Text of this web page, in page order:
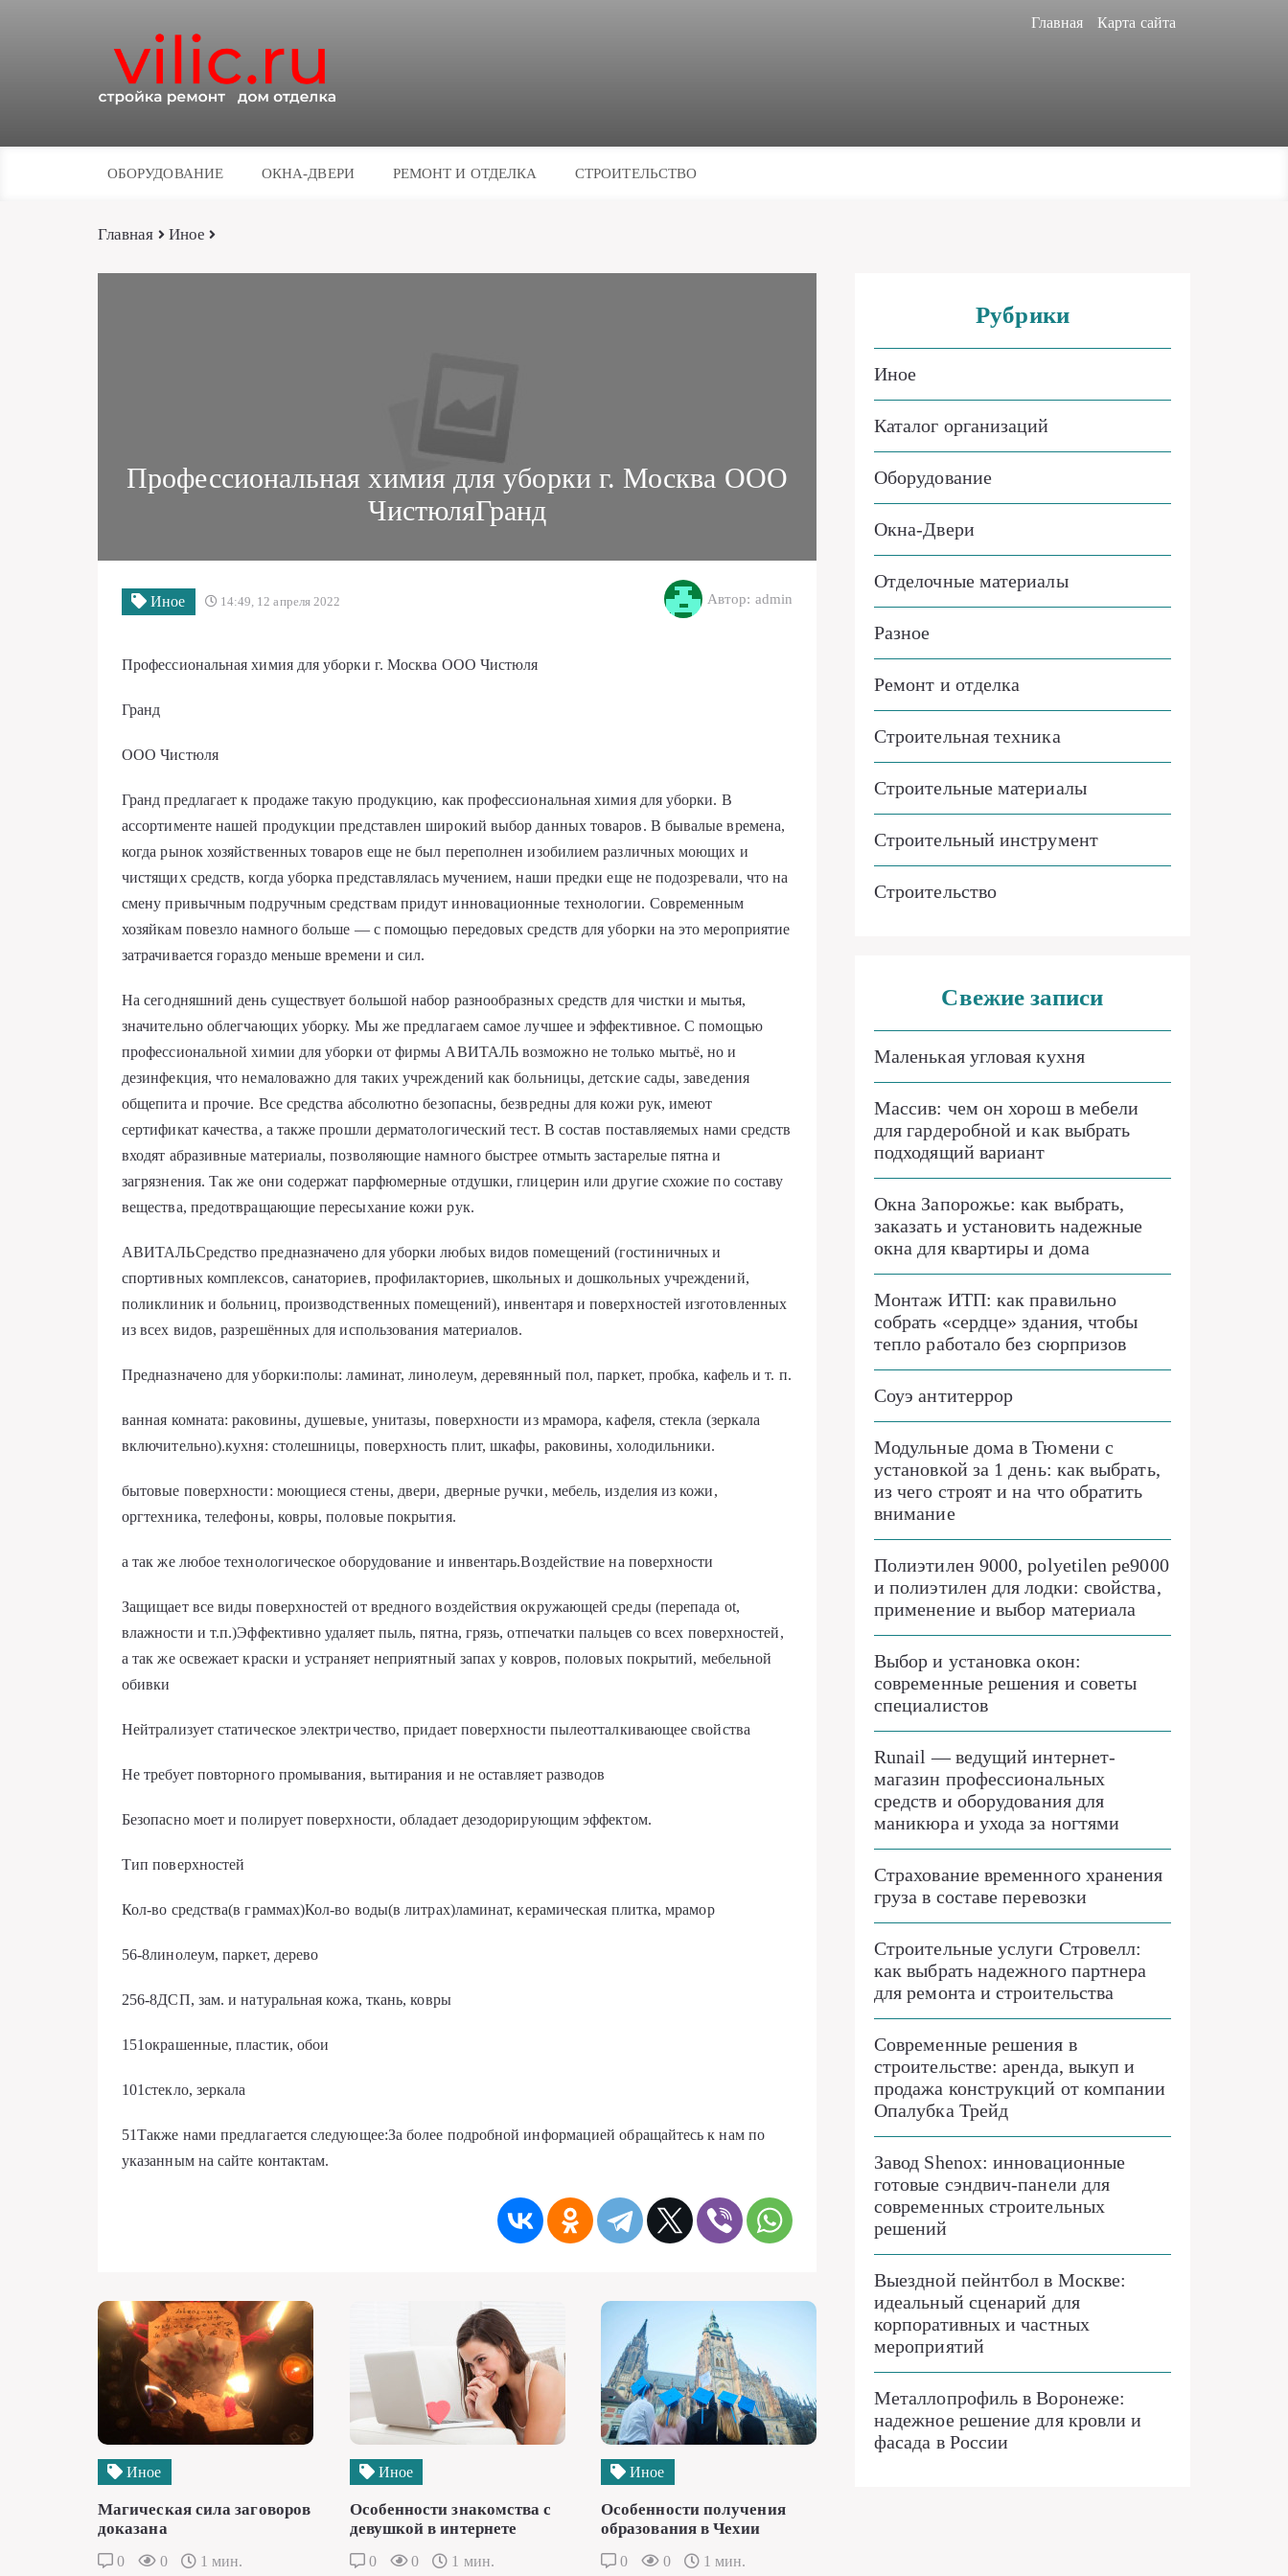
Главная Карта сайта
ОБОРУДОВАНИЕ ОКНА-ДВЕРИ РЕМОНТ И ОТДЕЛКА СТРОИТЕЛЬСТВО
Главная Иное
Профессиональная химия для уборки г. Москва ООО
ЧистюляГранд
Иное 14:49, 12 апреля 2022 Автор: admin
Профессиональная химия для уборки г. Москва ООО Чистюля
Гранд
ООО Чистюля
Гранд предлагает к продаже такую продукцию, как профессиональная химия для уборки. В
ассортименте нашей продукции представлен широкий выбор данных товаров. В бывалые времена,
когда рынок хозяйственных товаров еще не был переполнен изобилием различных моющих и
чистящих средств, когда уборка представлялась мучением, наши предки еще не подозревали, что на
смену привычным подручным средствам придут инновационные технологии. Современным
хозяйкам повезло намного больше — с помощью передовых средств для уборки на это мероприятие
затрачивается гораздо меньше времени и сил.
На сегодняшний день существует большой набор разнообразных средств для чистки и мытья,
значительно облегчающих уборку. Мы же предлагаем самое лучшее и эффективное. С помощью
профессиональной химии для уборки от фирмы АВИТАЛЬ возможно не только мытьё, но и
дезинфекция, что немаловажно для таких учреждений как больницы, детские сады, заведения
общепита и прочие. Все средства абсолютно безопасны, безвредны для кожи рук, имеют
сертификат качества, а также прошли дерматологический тест. В состав поставляемых нами средств
входят абразивные материалы, позволяющие намного быстрее отмыть застарелые пятна и
загрязнения. Так же они содержат парфюмерные отдушки, глицерин или другие схожие по составу
вещества, предотвращающие пересыхание кожи рук.
АВИТАЛЬСредство предназначено для уборки любых видов помещений (гостиничных и
спортивных комплексов, санаториев, профилакториев, школьных и дошкольных учреждений,
поликлиник и больниц, производственных помещений), инвентаря и поверхностей изготовленных
из всех видов, разрешённых для использования материалов.
Предназначено для уборки:полы: ламинат, линолеум, деревянный пол, паркет, пробка, кафель и т. п.
ванная комната: раковины, душевые, унитазы, поверхности из мрамора, кафеля, стекла (зеркала
включительно).кухня: столешницы, поверхность плит, шкафы, раковины, холодильники.
бытовые поверхности: моющиеся стены, двери, дверные ручки, мебель, изделия из кожи,
оргтехника, телефоны, ковры, половые покрытия.
а так же любое технологическое оборудование и инвентарь.Воздействие на поверхности
Защищает все виды поверхностей от вредного воздействия окружающей среды (перепада ot,
влажности и т.п.)Эффективно удаляет пыль, пятна, грязь, отпечатки пальцев со всех поверхностей,
а так же освежает краски и устраняет неприятный запах у ковров, половых покрытий, мебельной
обивки
Нейтрализует статическое электричество, придает поверхности пылеотталкивающее свойства
Не требует повторного промывания, вытирания и не оставляет разводов
Безопасно моет и полирует поверхности, обладает дезодорирующим эффектом.
Тип поверхностей
Кол-во средства(в граммах)Кол-во воды(в литрах)ламинат, керамическая плитка, мрамор
56-8линолеум, паркет, дерево
256-8ДСП, зам. и натуральная кожа, ткань, ковры
151окрашенные, пластик, обои
101стекло, зеркала
51Также нами предлагается следующее:За более подробной информацией обращайтесь к нам по
указанным на сайте контактам.
Иное
Магическая сила заговоров
доказана
0 0 1 мин.
Иное
Особенности знакомства с
девушкой в интернете
0 0 1 мин.
Иное
Особенности получения
образования в Чехии
0 0 1 мин.
Рубрики
Иное
Каталог организаций
Оборудование
Окна-Двери
Отделочные материалы
Разное
Ремонт и отделка
Строительная техника
Строительные материалы
Строительный инструмент
Строительство
Свежие записи
Маленькая угловая кухня
Массив: чем он хорош в мебели
для гардеробной и как выбрать
подходящий вариант
Окна Запорожье: как выбрать,
заказать и установить надежные
окна для квартиры и дома
Монтаж ИТП: как правильно
собрать «сердце» здания, чтобы
тепло работало без сюрпризов
Соуэ антитеррор
Модульные дома в Тюмени с
установкой за 1 день: как выбрать,
из чего строят и на что обратить
внимание
Полиэтилен 9000, polyetilen pe9000
и полиэтилен для лодки: свойства,
применение и выбор материала
Выбор и установка окон:
современные решения и советы
специалистов
Runail — ведущий интернет-
магазин профессиональных
средств и оборудования для
маникюра и ухода за ногтями
Страхование временного хранения
груза в составе перевозки
Строительные услуги Стровелл:
как выбрать надежного партнера
для ремонта и строительства
Современные решения в
строительстве: аренда, выкуп и
продажа конструкций от компании
Опалубка Трейд
Завод Shenox: инновационные
готовые сэндвич-панели для
современных строительных
решений
Выездной пейнтбол в Москве:
идеальный сценарий для
корпоративных и частных
мероприятий
Металлопрофиль в Воронеже:
надежное решение для кровли и
фасада в России